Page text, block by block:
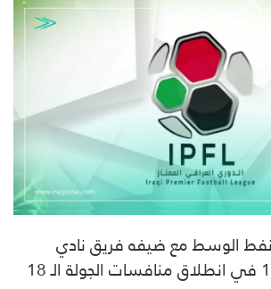
الوسط مع ضيفه فريق نادي
القاسم بنتيجة 1-1 في انطلاق منافسات الجولة الـ 18